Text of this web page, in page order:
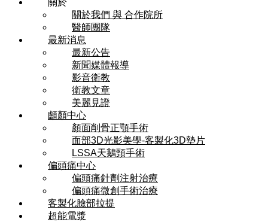
關於
關於我們 與 合作院所
醫師團隊
最新消息
最新公告
新聞媒體報導
影音衛教
衛教文章
美麗見證
顱顏中心
顏面削骨正顎手術
面部3D光影美學-客製化3D墊片
LSSA天鵝頸手術
偏頭痛中心
偏頭痛針劑注射治療
偏頭痛微創手術治療
客製化臉部拉提
超能電漿